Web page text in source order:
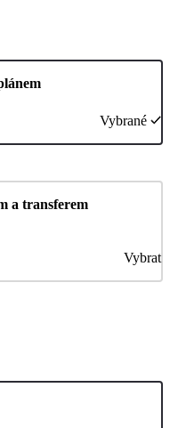
Vybrané
a transferem
Vybrat